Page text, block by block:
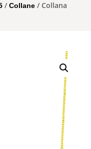
/Collane / Collana